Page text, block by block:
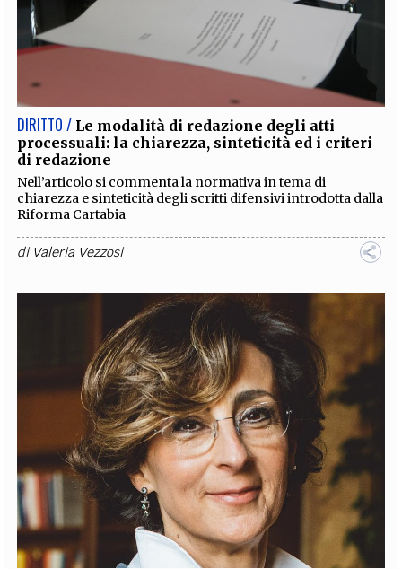
DIRITTO / Le modalità di redazione degli atti
processuali: la chiarezza, sinteticità ed i criteri
di redazione
Nell’articolo si commenta la normativa in tema di
chiarezza e sinteticità degli scritti difensivi introdotta dalla
Riforma Cartabia
di Valeria Vezzosi